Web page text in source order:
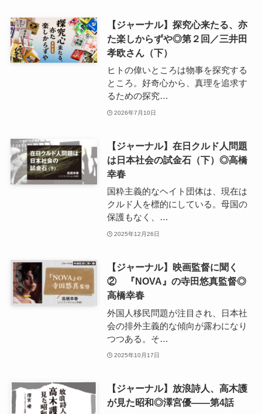
【ジャーナル】探究心来たる、亦
た楽しからずや◎第２回／三井田
孝欧さん（下）
ヒトの偉いところは物事を探究する
ところ。好奇心から、真理を追求す
るための探究…
2026年7月10日
【ジャーナル】在日クルド人問題
は日本社会の試金石（下）◎高橋
幸春
国粋主義的なヘイト団体は、現在は
クルド人を標的にしている。母国の
保護もなく、…
2025年12月26日
【ジャーナル】映画監督に聞く
② 『NOVA』の寺田悠真監督◎
高橋幸春
外国人移民問題が注目され、日本社
会の排外主義的な傾向が露わになり
つつある。そ…
2025年10月17日
【ジャーナル】放浪詩人、高木護
が見た昭和◎澤宮優――第4話